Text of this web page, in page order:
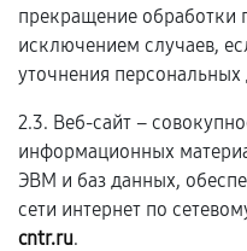
прекращение обработки
исключением случаев,
уточнения персональных
2.3. Веб-сайт –
информационных
ЭВМ и баз данных,
сети интернет по
cntr.ru.